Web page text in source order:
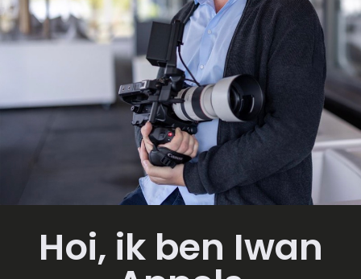
Hoi, ik ben Iwan